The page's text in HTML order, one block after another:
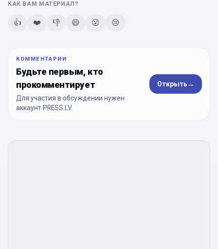
КАК ВАМ МАТЕРИАЛ?
👍 ❤️ 👎 😄 😮 😢
КОММЕНТАРИИ
Будьте первым, кто
прокомментирует
Для участия в обсуждении нужен
аккаунт PRESS.LV.
Открыть→